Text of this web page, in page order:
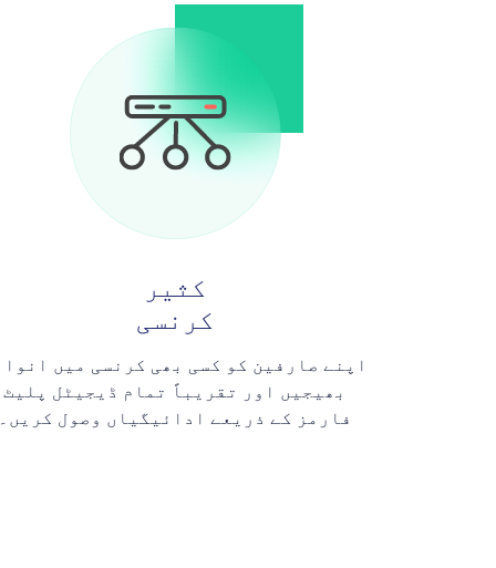
کثیر
کرنسی
اپنے صارفین کو کسی بھی کرنسی میں
بھیجیں اور تقریباً تمام ڈیجیٹل پلیٹ
فارمز کے ذریعے ادائیگیاں وصول کریں۔